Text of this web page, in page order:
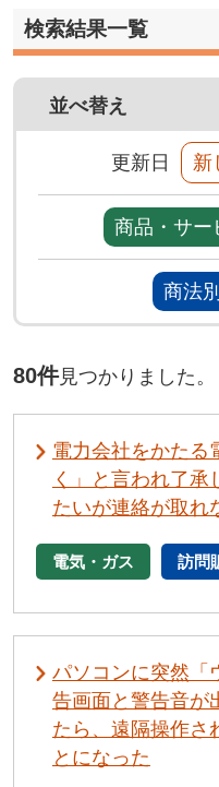
検索結果一覧
並べ替え
更新日 新
商品・サー
商法別
80件見つかりました。
電力会社をかたる
く」と言われ了承
たいが連絡が取れ
電気・ガス 訪問
パソコンに突然「
告画面と警告音が
たら、遠隔操作さ
とになった